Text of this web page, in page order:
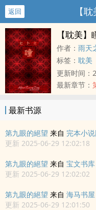
返回 【
【耽美
作者： 雨天
标签： 耽美
更新时间：
最新章节：
最新书源
第九眼的絕望 来自 完本小
更新 2025-06-29 12:02:18
第九眼的絕望 来自 宝文书库
更新 2025-06-29 12:02:02
第九眼的絕望 来自 海马书屋
更新 2025-06-29 12:01:50